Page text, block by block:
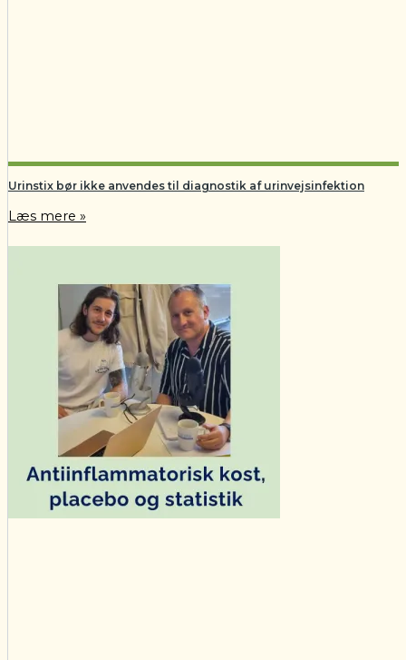
Urinstix bør ikke anvendes til diagnostik af urinvejsinfektion
Læs mere »